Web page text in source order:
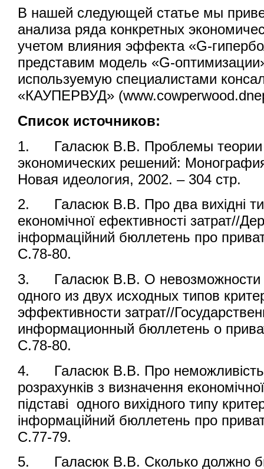
В нашей следующей статье мы
анализа ряда конкретных
учетом влияния эффекта «G-
представим модель «G-
используемую специалистами
«КАУПЕРВУД»
Список источников:
1. Галасюк В.В. Проблемы теории
экономических решений:
Новая идеология, 2002. – 304 стр.
2. Галасюк В.В. Про два вихідні
економічної ефективності затрат//
інформаційний бюллетень про
С.78-80.
3. Галасюк В.В. О невозможности
одного из двух исходных типов
эффективности затрат//
информационный бюллетень о
С.78-80.
4. Галасюк В.В. Про неможливість
розрахунків з визначення
підставі одного вихідного типу
інформаційний бюллетень про
С.77-79.
5. Галасюк В.В. Сколько должно